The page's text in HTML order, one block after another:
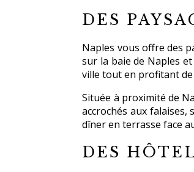
DES
Naples vous offre des
sur la baie de Naples
ville tout en profitant de
Située à proximité de
accrochés aux
dîner en terrasse face
DES